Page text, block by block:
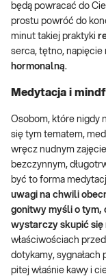
będą powracać do
prostu powróć do
minut takiej praktyki
serca, tętno, napięcie
hormonalną.
Medytacja i
Osobom, które nigdy
się tym tematem,
wręcz nudnym
bezczynnym,
być to forma
uwagi na chwili
gonitwy myśli o tym,
wystarczy skupić się
właściwościach
dotykamy, sygnałach
pitej właśnie kawy i